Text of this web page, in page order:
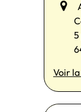
5
Voir